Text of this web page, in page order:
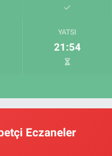
YATSI
21:54
Eczaneler